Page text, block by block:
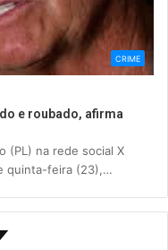
CRIME
e roubado, afirma
(PL) na rede social X
quinta-feira (23),…